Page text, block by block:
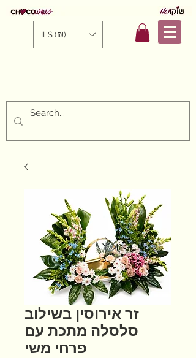
ILS (₪)
זר אירוסין בשילוב
סלסלה מתכת עם
פרחי משי